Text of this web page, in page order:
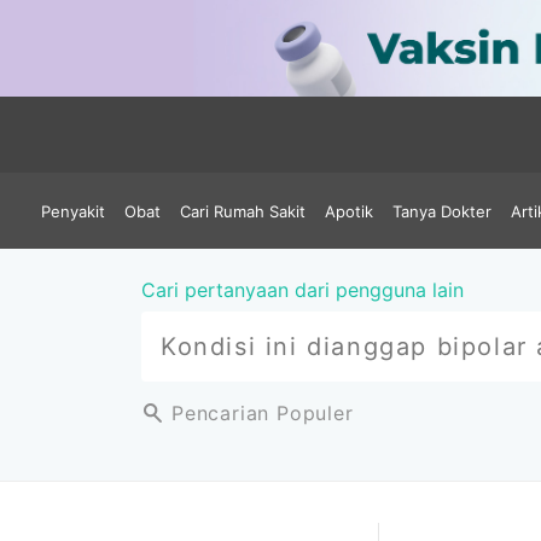
Penyakit Obat Cari Rumah Sakit Apotik Tanya Dokter
Cari pertanyaan dari pengguna lain
Pencarian Populer